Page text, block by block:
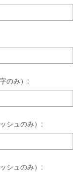
のみ）:
シュのみ）:
シュのみ）: